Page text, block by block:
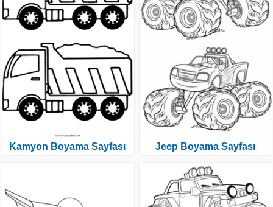
Kamyon Boyama Sayfası Jeep Boyama Sayfası